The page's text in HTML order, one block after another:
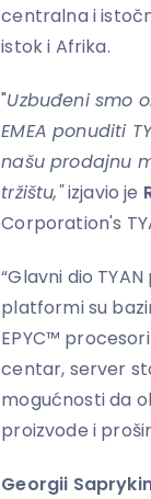
centralna i
istok i Afrika.
"Uzbuđeni smo
EMEA ponuditi
našu prodajnu
tržištu,"izjavio je
Corporation's
“Glavni dio
platformi su
EPYC™
centar, server
mogućnosti da
proizvode i
Georgii